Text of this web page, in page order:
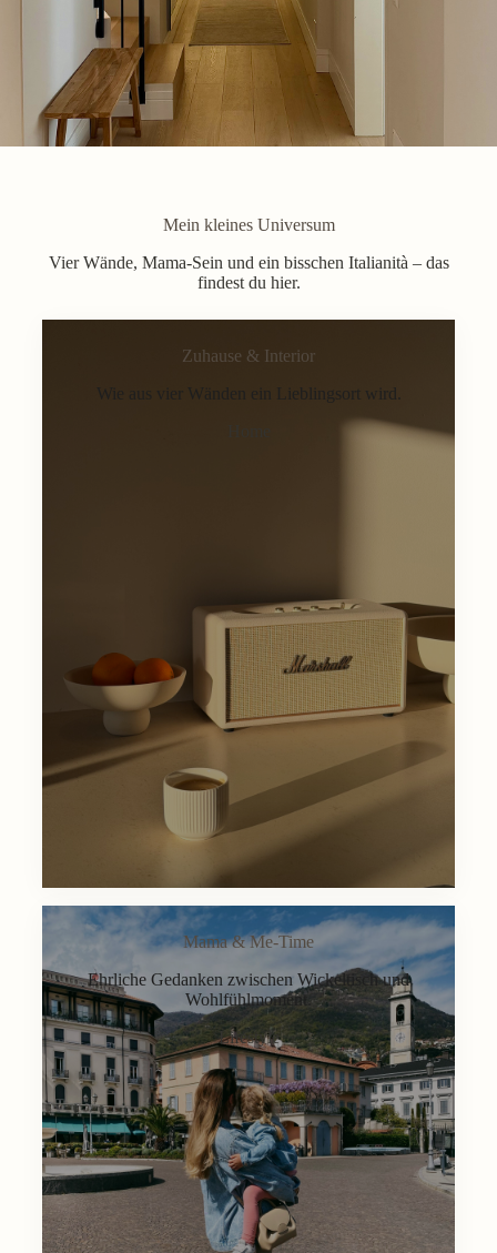
Mein kleines Universum
Vier Wände, Mama-Sein und ein bisschen Italianità – das
findest du hier.
Zuhause & Interior
Wie aus vier Wänden ein Lieblingsort wird.
Mama & Me-Time
Ehrliche Gedanken zwischen Wickeltisch und
Wohlfühlmoment.
Lifestyle